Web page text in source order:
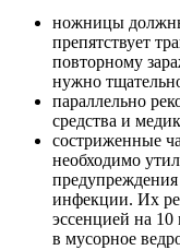
ножницы
препятствует
повторному
нужно
параллельно
средства и
состриженные
необходимо
инфекции. Их
эссенцией на 10
в мусорное